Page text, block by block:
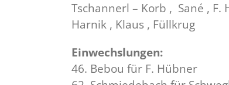
Tschannerl – Korb , Sané ,
Harnik , Klaus , Füllkrug
Einwechslungen:
46. Bebou für F. Hübner